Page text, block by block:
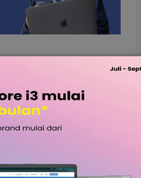
berdasarkan
sering direntangkan
Account Receivable Aging
digunakan sebagai indikator